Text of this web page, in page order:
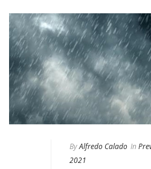
ByAlfredo Calado In
2021